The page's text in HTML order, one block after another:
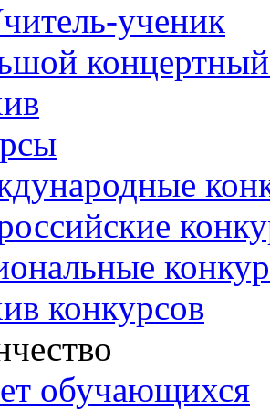
ученик
концертный
конкурсов
обучающихся